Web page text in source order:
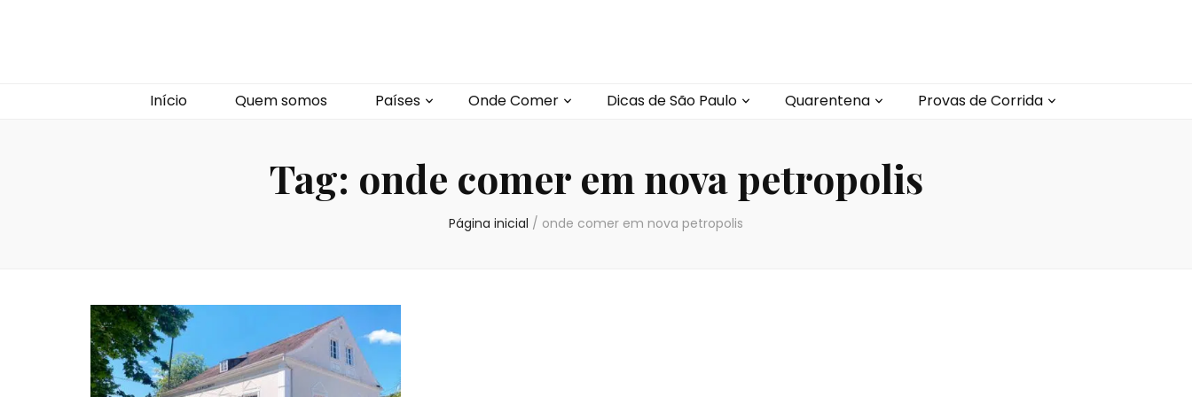
Início Quem somos Países Onde Comer Dicas de São Paulo Quarentena Provas de Corrida
Tag: onde comer em nova petropolis
Página inicial / onde comer em nova petropolis